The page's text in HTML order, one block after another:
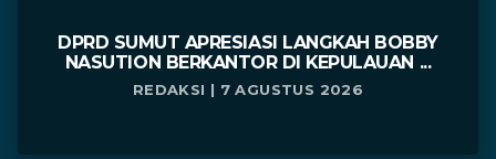
DPRD SUMUT APRESIASI LANGKAH BOBBY
NASUTION BERKANTOR DI KEPULAUAN ...
REDAKSI | 7 AGUSTUS 2026